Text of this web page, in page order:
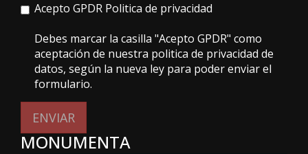
Acepto GPDR Politica de privacidad
Debes marcar la casilla "Acepto GPDR" como
aceptación de nuestra politica de privacidad de
datos, según la nueva ley para poder enviar el
formulario.
ENVIAR
MONUMENTA